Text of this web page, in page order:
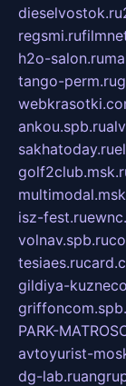
dieselvostok.ru
regsmi.ru
h2o-salon.ru
tango-perm.ru
ankou.spb.ru
sakhatoday.ru
isz-fest.ru
volnav.spb.ru
tesiaes.ru
gildiya-
PARK-
avtoyurist-
dg-lab.ru